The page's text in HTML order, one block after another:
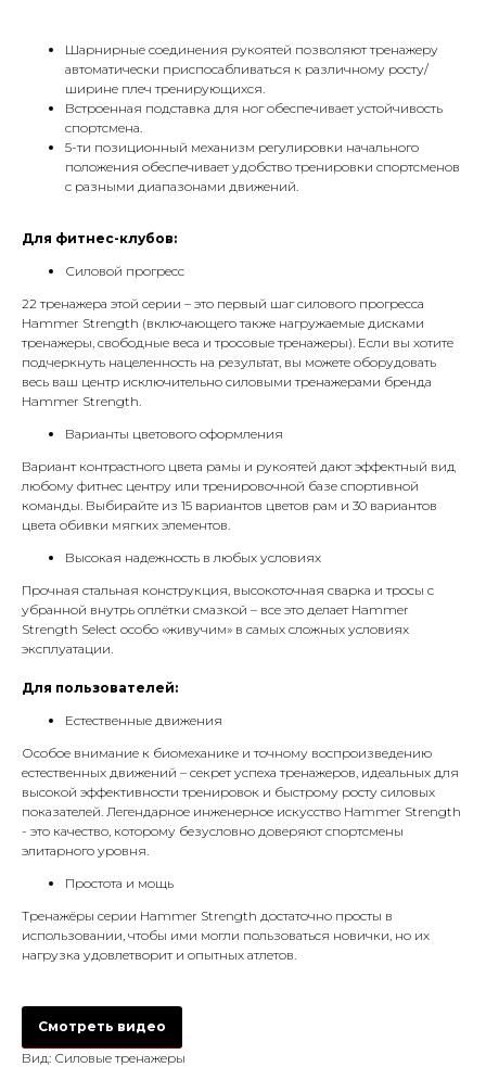
Шарнирные соединения рукоятей позволяют тренажеру
автоматически приспосабливаться к различному росту/
ширине плеч тренирующихся.
Встроенная подставка для ног обеспечивает устойчивость
спортсмена.
5-ти позиционный механизм регулировки начального
положения обеспечивает удобство тренировки спортсменов
с разными диапазонами движений.
Для фитнес-клубов:
Силовой прогресс
22 тренажера этой серии – это первый шаг силового прогресса
Hammer Strength (включающего также нагружаемые дисками
тренажеры, свободные веса и тросовые тренажеры). Если вы хотите
подчеркнуть нацеленность на результат, вы можете оборудовать
весь ваш центр исключительно силовыми тренажерами бренда
Hammer Strength.
Варианты цветового оформления
Вариант контрастного цвета рамы и рукоятей дают эффектный вид
любому фитнес центру или тренировочной базе спортивной
команды. Выбирайте из 15 вариантов цветов рам и 30 вариантов
цвета обивки мягких элементов.
Высокая надежность в любых условиях
Прочная стальная конструкция, высокоточная сварка и тросы с
убранной внутрь оплётки смазкой – все это делает Hammer
Strength Select особо «живучим» в самых сложных условиях
эксплуатации.
Для пользователей:
Естественные движения
Особое внимание к биомеханике и точному воспроизведению
естественных движений – секрет успеха тренажеров, идеальных для
высокой эффективности тренировок и быстрому росту силовых
показателей. Легендарное инженерное искусство Hammer Strength
- это качество, которому безусловно доверяют спортсмены
элитарного уровня.
Простота и мощь
Тренажёры серии Hammer Strength достаточно просты в
использовании, чтобы ими могли пользоваться новички, но их
нагрузка удовлетворит и опытных атлетов.
Смотреть видео
Вид: Силовые тренажеры